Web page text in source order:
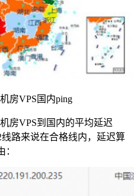
房VPS国内ping
房VPS到国内的平均延迟
路来说在合格线内，延迟算